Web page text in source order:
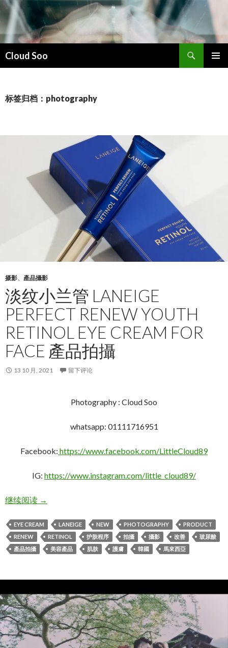
Cloud Soo
索
文
标签归档：photography
摄影、 產品攝影
淡纹小兰管 LANEIGE
PERFECT RENEW YOUTH
RETINOL EYE CREAM FOR
FACE 產品拍攝
13 10 月, 2021 留下评论
Photography : Cloud Soo
whatsapp: 01111716951
Facebook: https://www.facebook.com/LittleCloud89
IG: https://www.instagram.com/little_cloud89/
继续阅读淡纹小兰管 Laneige Perfect Renew Youth Retinol Eye
→
EYE CREAM LANEIGE NEW PHOTOGRAPHY
PRODUCT
RENEW
RETINOL 护肤程序 拍攝 攝影 改善
玻尿酸
產品拍攝
美容產品 肌肤 護膚 韓國 馬來西亞